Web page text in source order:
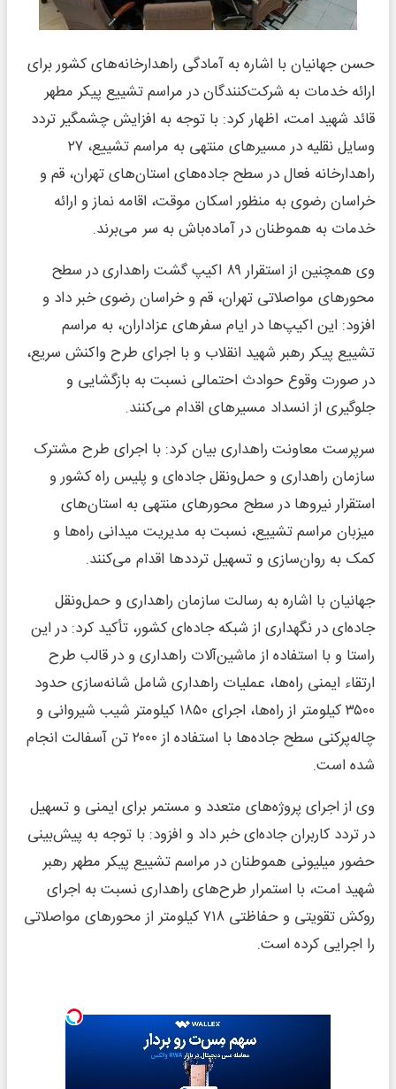
حسن جهانیان با اشاره به آمادگی راهدارخانه‌های کشور برای
ارائه خدمات به شرکت‌کنندگان در مراسم تشییع پیکر مطهر
قائد شهید امت، اظهار کرد: با توجه به افزایش چشمگیر تردد
وسایل نقلیه در مسیرهای منتهی به مراسم تشییع، ۲۷
راهدارخانه فعال در سطح جاده‌های استان‌های تهران، قم و
خراسان رضوی به منظور اسکان موقت، اقامه نماز و ارائه
خدمات به هموطنان در آماده‌باش به سر می‌برند.
وی همچنین از استقرار ۸۹ اکیپ گشت راهداری در سطح
محورهای مواصلاتی تهران، قم و خراسان رضوی خبر داد و
افزود: این اکیپ‌ها در ایام سفرهای عزاداران، به مراسم
تشییع پیکر رهبر شهید انقلاب و با اجرای طرح واکنش سریع،
در صورت وقوع حوادث احتمالی نسبت به بازگشایی و
جلوگیری از انسداد مسیرهای اقدام می‌کنند.
سرپرست معاونت راهداری بیان کرد: با اجرای طرح مشترک
سازمان راهداری و حمل‌ونقل جاده‌ای و پلیس راه کشور و
استقرار نیروها در سطح محورهای منتهی به استان‌های
میزبان مراسم تشییع، نسبت به مدیریت میدانی راه‌ها و
کمک به روان‌سازی و تسهیل ترددها اقدام می‌کنند.
جهانیان با اشاره به رسالت سازمان راهداری و حمل‌ونقل
جاده‌ای در نگهداری از شبکه جاده‌ای کشور، تأکید کرد: در این
راستا و با استفاده از ماشین‌آلات راهداری و در قالب طرح
ارتقاء ایمنی راه‌ها، عملیات راهداری شامل شانه‌سازی حدود
۳۵۰۰ کیلومتر از راه‌ها، اجرای ۱۸۵۰ کیلومتر شیب شیروانی و
چاله‌پرکنی سطح جاده‌ها با استفاده از ۲۰۰۰ تن آسفالت انجام
شده است.
وی از اجرای پروژه‌های متعدد و مستمر برای ایمنی و تسهیل
در تردد کاربران جاده‌ای خبر داد و افزود: با توجه به پیش‌بینی
حضور میلیونی هموطنان در مراسم تشییع پیکر مطهر رهبر
شهید امت، با استمرار طرح‌های راهداری نسبت به اجرای
روکش تقویتی و حفاظتی ۷۱۸ کیلومتر از محورهای مواصلاتی
را اجرایی کرده است.